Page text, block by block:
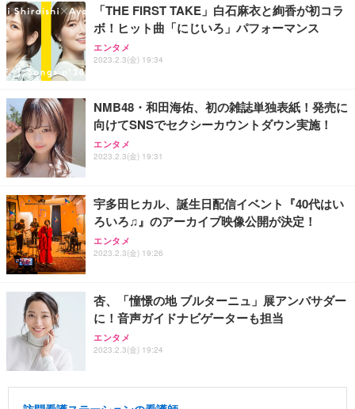
「THE FIRST TAKE」白石麻衣と絢香が初コラ
ボ！ヒット曲「にじいろ」パフォーマンス
エンタメ
2023.2.3(金) 19:34
NMB48・和田海佑、初の雑誌単独表紙！発売に
向けてSNSでセクシーカウントダウン実施！
エンタメ
2023.2.3(金) 19:31
宇多田ヒカル、誕生日配信イベント『40代はい
ろいろ♫』のアーカイブ映像公開が決定！
エンタメ
2023.2.3(金) 19:26
杏、「憧憬の地 ブルターニュ」展アンバサダー
に！音声ガイドナビゲーターも担当
エンタメ
2023.2.3(金) 19:24